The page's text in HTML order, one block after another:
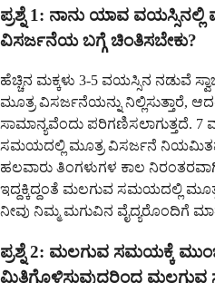
ಪ್ರಶ್ನೆ 1: ನಾನು ಯಾವ
ವಿಸರ್ಜನೆಯ ಬಗ್ಗೆ ಚಿಂತಿಸಬೇಕು?
ಹೆಚ್ಚಿನ ಮಕ್ಕಳು 3-5 ವಯಸ್ಸಿನ ನಡುವೆ
ಮೂತ್ರ ವಿಸರ್ಜನೆಯನ್ನು ನಿಲ್ಲಿಸುತ್ತಾರೆ,
ಸಾಮಾನ್ಯವೆಂದು ಪರಿಗಣಿಸಲಾಗುತ್ತದೆ.
ಸಮಯದಲ್ಲಿ ಮೂತ್ರ ವಿಸರ್ಜನೆ
ಹಲವಾರು ತಿಂಗಳುಗಳ ಕಾಲ
ಇದ್ದಕ್ಕಿದ್ದಂತೆ ಮಲಗುವ ಸಮಯದಲ್ಲಿ
ನೀವು ನಿಮ್ಮ ಮಗುವಿನ ವೈದ್ಯರೊಂದಿಗೆ
ಪ್ರಶ್ನೆ 2: ಮಲಗುವ ಸಮಯಕ್ಕೆ
ಮಿತಿಗೊಳಿಸುವುದರಿಂದ